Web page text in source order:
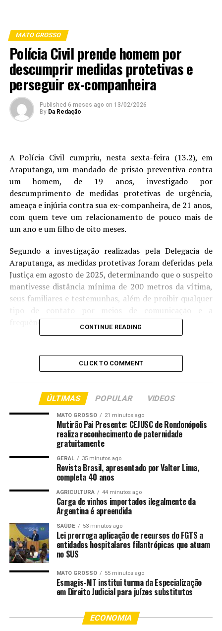
MATO GROSSO
Polícia Civil prende homem por
descumprir medidas protetivas e
perseguir ex-companheira
Published 6 meses ago on 13/02/2026
By Da Redação
A Polícia Civil cumpriu, nesta sexta-feira (13.2), em
Araputanga, um mandado de prisão preventiva contra
um homem, de 19 anos, investigado por
descumprimento de medidas protetivas de urgência,
ameaça e injúria contra sua ex-companheira, de 21 anos,
com quem teve um relacionamento de pouco mais de
um ano e um filho de oito meses.
Segundo a investigação realizadas pela Delegacia de
Araputanga, as medidas protetivas foram deferidas pela
Justiça em agosto de 2025, determinando que o suspeito
mantivesse distância mínima de 200 metros da vítima,
seus familiares e testemunhas, além de proibir qualquer
frequência à residência dela.
intimado, o investigado ignorou sistematicamente as
restrições. Conforme relatos da vítima à polícia, o ex-
companheiro criou perfis falsos no Instagram para
tentar manter contato, compareceu à residência dela
afirmando não aceitar o fim do relacionamento e fez
ameaças de morte caso a visse com outro homem.
Perseguição e clima de terror
O episódio mais grave ocorreu na manhã de 10 de
fevereiro, quando a vítima saía para trabalhar, por volta
das 5h20. Ela foi surpreendida pelo suspeito, que estava
escondido embaixo de um pé de seriguela, montado em
uma bicicleta.
Ao vê-la, o ex-companheiro saiu em perseguição,
obrigando a vítima a acelerar sua bicicleta elétrica para
conseguir despistá-lo.
Em depoimento à polícia, a vítima descreveu o suspeito
como “doente de ciúmes, controlador e extremamente
possessivo”, afirmou estar com muito medo e temer por
sua vida, relatando que “não aguenta mais essa situação”
e que ele “não lhe dá sossego”.
CONTINUE READING
CLICK TO COMMENT
ÚLTIMAS POPULAR VIDEOS
MATO GROSSO 21 minutos ago
Mutirão Pai Presente: CEJUSC de Rondonópolis
realiza reconhecimento de paternidade
gratuitamente
GERAL 35 minutos ago
Revista Brasil, apresentado por Valter Lima,
completa 40 anos
AGRICULTURA 44 minutos ago
Carga de vinhos importados ilegalmente da
Argentina é apreendida
SAÚDE 53 minutos ago
Lei prorroga aplicação de recursos do FGTS a
entidades hospitalares filantrópicas que atuam
no SUS
MATO GROSSO 55 minutos ago
Esmagis-MT institui turma da Especialização
em Direito Judicial para juízes substitutos
ECONOMIA